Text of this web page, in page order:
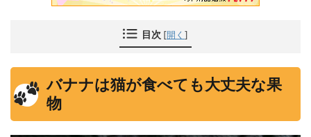
目次 [開く ]
バナナは猫が食べても大丈夫な果
物